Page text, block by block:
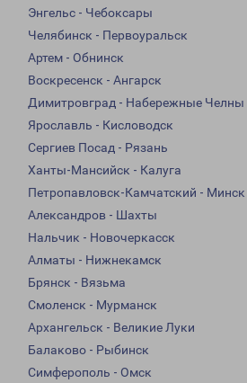
Энгельс - Чебоксары
Челябинск - Первоуральск
Артем - Обнинск
Воскресенск - Ангарск
Димитровград - Набережные Челны
Ярославль - Кисловодск
Сергиев Посад - Рязань
Ханты-Мансийск - Калуга
Петропавловск-Камчатский - Минск
Александров - Шахты
Нальчик - Новочеркасск
Алматы - Нижнекамск
Брянск - Вязьма
Смоленск - Мурманск
Архангельск - Великие Луки
Балаково - Рыбинск
Симферополь - Омск